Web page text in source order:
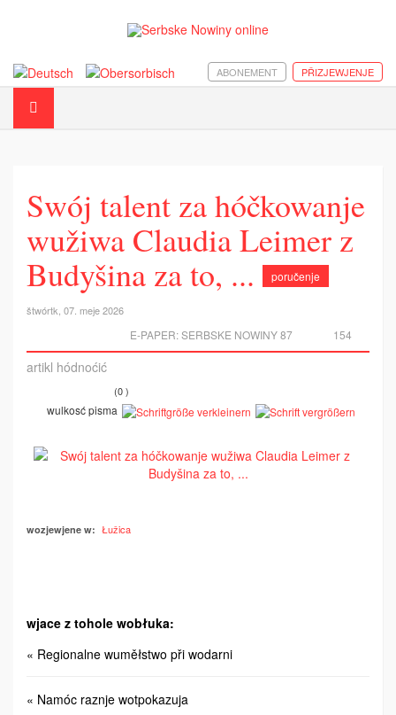
PŘIZJEWJENJE
ABONEMENT
Swój talent za hóčkowanje
wužiwa Claudia Leimer z
Budyšina za to, ...
poručenje
štwórtk, 07. meje 2026
154
E-PAPER:SERBSKE NOWINY 87
artikl hódnoćić
(0 )
wulkosć pisma
wozjewjene w: Łužica
wjace z tohole wobłuka:
« Regionalne wuměłstwo při wodarni
« Namóc raznje wotpokazuja